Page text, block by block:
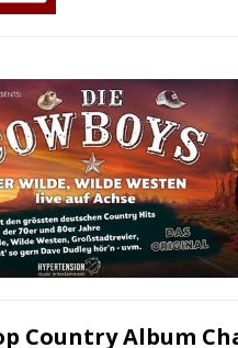
Country Album